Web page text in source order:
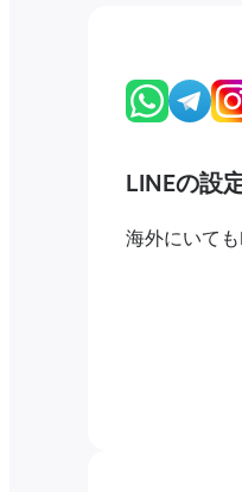
LINEの設
海外にいて